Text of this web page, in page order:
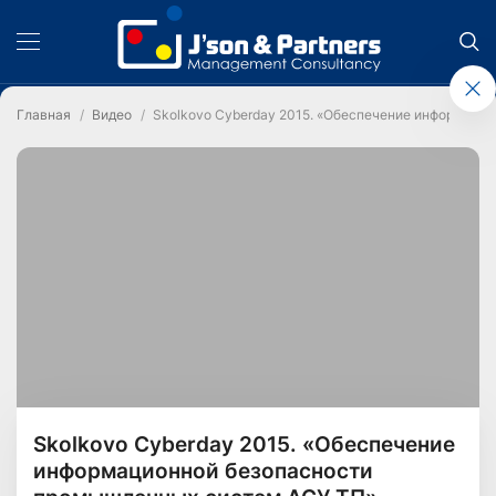
Главная Видео Skolkovo Cyberday 2015. «Обеспечение
Skolkovo Cyberday 2015. «Обеспечение
информационной безопасности